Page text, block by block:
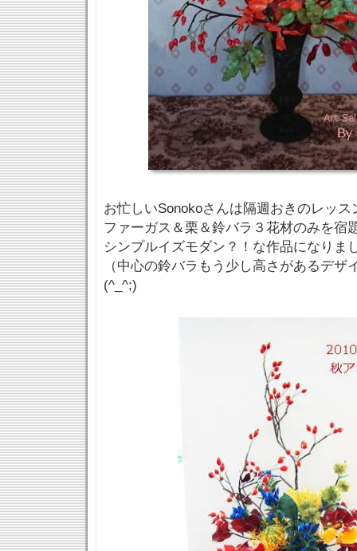
お忙しいSonokoさんは隔週おきのレッス
ファーガス＆栗＆鈴バラ３花材のみを宿
シンプルイズモダン？！な作品になりま
（中心の鈴バラもう少し高さがあるデザ
(^_^;)